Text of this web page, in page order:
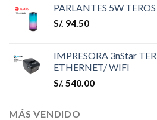
PARLANTES 5W
S/. 94.50
IMPRESORA 3nStar
ETHERNET/ WIFI
S/. 540.00
MÁS VENDIDO